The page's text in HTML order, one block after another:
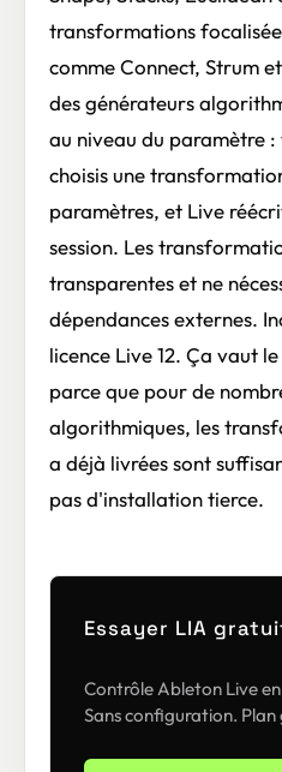
transformations
comme Connect, Strum
des générateurs
au niveau du paramètre :
choisis une
paramètres, et Live
session. Les
transparentes et ne
dépendances externes.
licence Live 12. Ça vaut
parce que pour de
algorithmiques, les
a déjà livrées sont
pas d'installation tierce.
Essayer LIA
Contrôle Ableton Live
Sans configuration.